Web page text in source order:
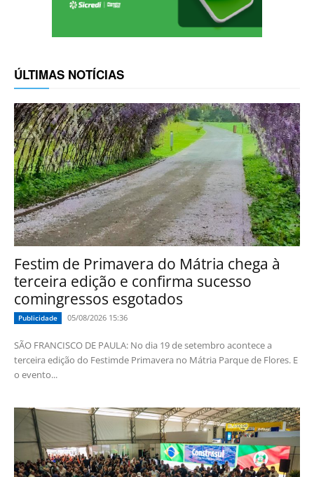
ÚLTIMAS NOTÍCIAS
Festim de Primavera do Mátria chega à
terceira edição e confirma sucesso
comingressos esgotados
Publicidade 05/08/2026 15:36
SÃO FRANCISCO DE PAULA: No dia 19 de setembro acontece a
terceira edição do Festimde Primavera no Mátria Parque de Flores. E
o evento...